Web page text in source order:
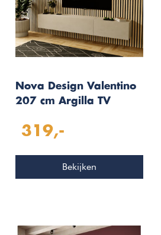
Nova Design Valentino
207 cm Argilla TV
319,-
Bekijken